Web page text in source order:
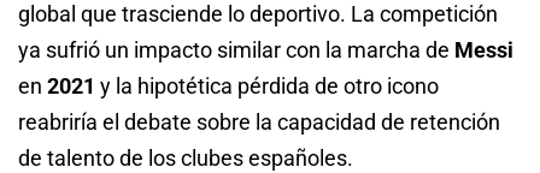
global que trasciende lo deportivo. La competición
ya sufrió un impacto similar con la marcha de Messi
en 2021 y la hipotética pérdida de otro icono
reabriría el debate sobre la capacidad de retención
de talento de los clubes españoles.